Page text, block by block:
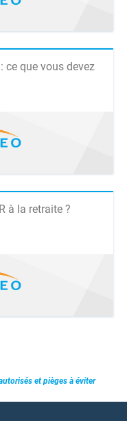
ce que vous devez
à la retraite ?
et pièges à éviter